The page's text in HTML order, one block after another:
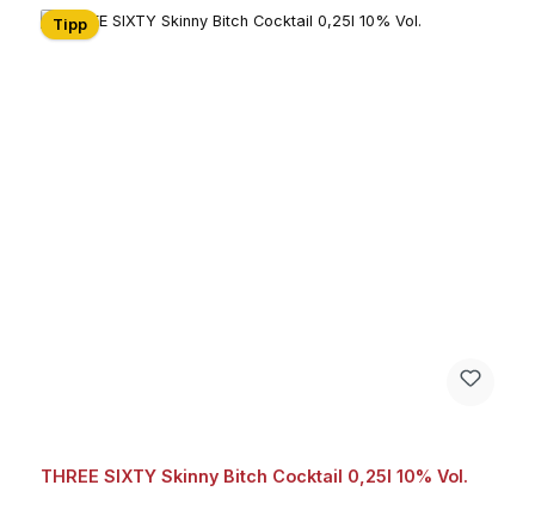
Tipp
THREE SIXTY Skinny Bitch Cocktail 0,25l 10% Vol.